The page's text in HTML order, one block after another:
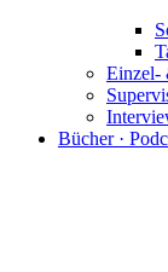
Einzel-
Bücher ·